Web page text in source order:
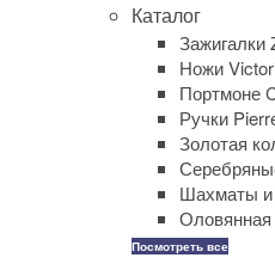
Каталог
Зажигалки
Ножи
Портмоне
Ручки
Золотая
Шахматы
Оловянная
Посмотреть все